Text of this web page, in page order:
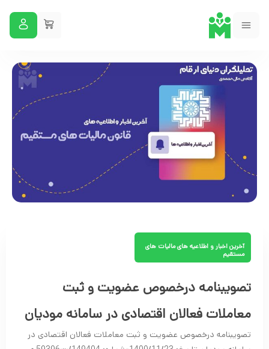
آخرین اخبار و اطلاعیه های مالیات های
مستقیم
تصویبنامه درخصوص عضویت و ثبت
معاملات فعالان اقتصادی در سامانه مودیان
تصویبنامه درخصوص عضویت و ثبت معاملات فعالان اقتصادی در